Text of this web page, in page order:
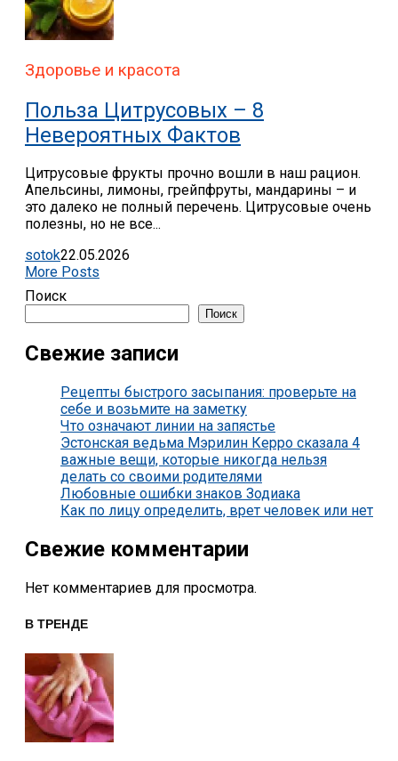
Здоровье и красота
Польза Цитрусовых – 8
Невероятных Фактов
Цитрусовые фрукты прочно вошли в наш рацион.
Апельсины, лимоны, грейпфруты, мандарины – и
это далеко не полный перечень. Цитрусовые очень
полезны, но не все...
sotok22.05.2026
More Posts
Поиск
Поиск
Свежие записи
Рецепты быстрого засыпания: проверьте на
себе и возьмите на заметку
Что означают линии на запястье
Эстонская ведьма Мэрилин Керро сказала 4
важные вещи, которые никогда нельзя
делать со своими родителями
Любовные ошибки знаков Зодиака
Как по лицу определить, врет человек или нет
Свежие комментарии
Нет комментариев для просмотра.
В ТРЕНДЕ